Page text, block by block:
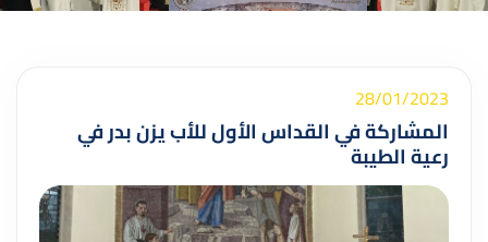
28/01/2023
المشاركة في القداس الأول للأب يزن بدر في
رعية الطيبة